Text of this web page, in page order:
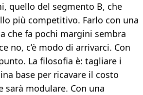
quello del segmento B, che
più competitivo. Farlo con una
che fa pochi margini sembra
no, c’è modo di arrivarci. Con
La filosofia è: tagliare i
base per ricavare il costo
sarà modulare. Con una